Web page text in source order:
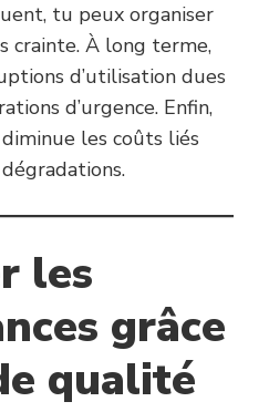
tu peux organiser
crainte. À long terme,
d’utilisation dues
d’urgence. Enfin,
les coûts liés
les
grâce
qualité